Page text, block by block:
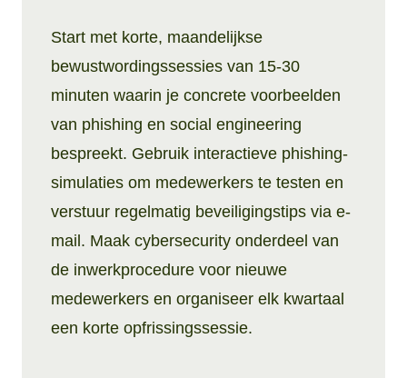
Start met korte, maandelijkse
bewustwordingssessies van 15-30
minuten waarin je concrete voorbeelden
van phishing en social engineering
bespreekt. Gebruik interactieve phishing-
simulaties om medewerkers te testen en
verstuur regelmatig beveiligingstips via e-
mail. Maak cybersecurity onderdeel van
de inwerkprocedure voor nieuwe
medewerkers en organiseer elk kwartaal
een korte opfrissingssessie.